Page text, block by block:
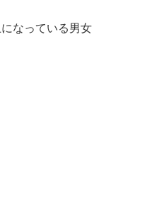
なっている男女